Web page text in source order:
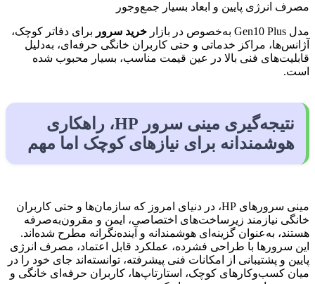
مصرف انرژی پایین و ابعاد بسیار جمع‌وجور
مدل Gen10 Plus به‌خصوص در بازار خرید سرور برای دفاتر کوچک،
آژانس‌ها، مراکز خدماتی و حتی کاربران خانگی حرفه‌ای، به‌دلیل
قابلیت‌های فنی بالا در عین قیمت مناسب، بسیار محبوب شده
است.
نتیجه‌گیری مینی سرور HP، راهکاری
هوشمندانه برای نیازهای کوچک اما مهم
مینی سرورهای HP، در دنیای امروز که سازمان‌ها و حتی کاربران
خانگی نیازمند زیرساخت‌های اختصاصی، ایمن و مقرون‌به‌صرفه
هستند، به‌عنوان گزینه‌ای هوشمندانه و آینده‌نگرانه مطرح شده‌اند.
این سرورها با طراحی فشرده، عملکرد قابل اعتماد، مصرف انرژی
پایین و پشتیبانی از امکانات فنی پیشرفته، توانسته‌اند جای خود را در
میان کسب‌وکارهای کوچک، استارتاپ‌ها، کاربران حرفه‌ای خانگی و